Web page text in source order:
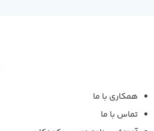
همکاری با ما
تماس با ما